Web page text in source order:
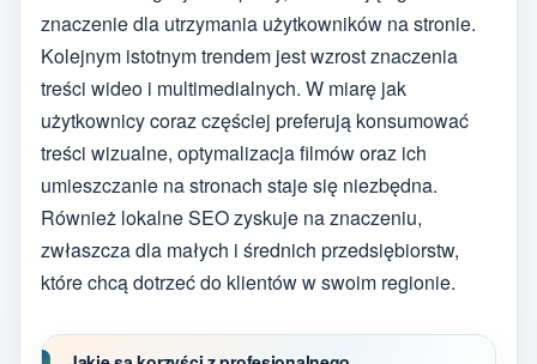
znaczenie dla utrzymania użytkowników na stronie.
Kolejnym istotnym trendem jest wzrost znaczenia
treści wideo i multimedialnych. W miarę jak
użytkownicy coraz częściej preferują konsumować
treści wizualne, optymalizacja filmów oraz ich
umieszczanie na stronach staje się niezbędna.
Również lokalne SEO zyskuje na znaczeniu,
zwłaszcza dla małych i średnich przedsiębiorstw,
które chcą dotrzeć do klientów w swoim regionie.